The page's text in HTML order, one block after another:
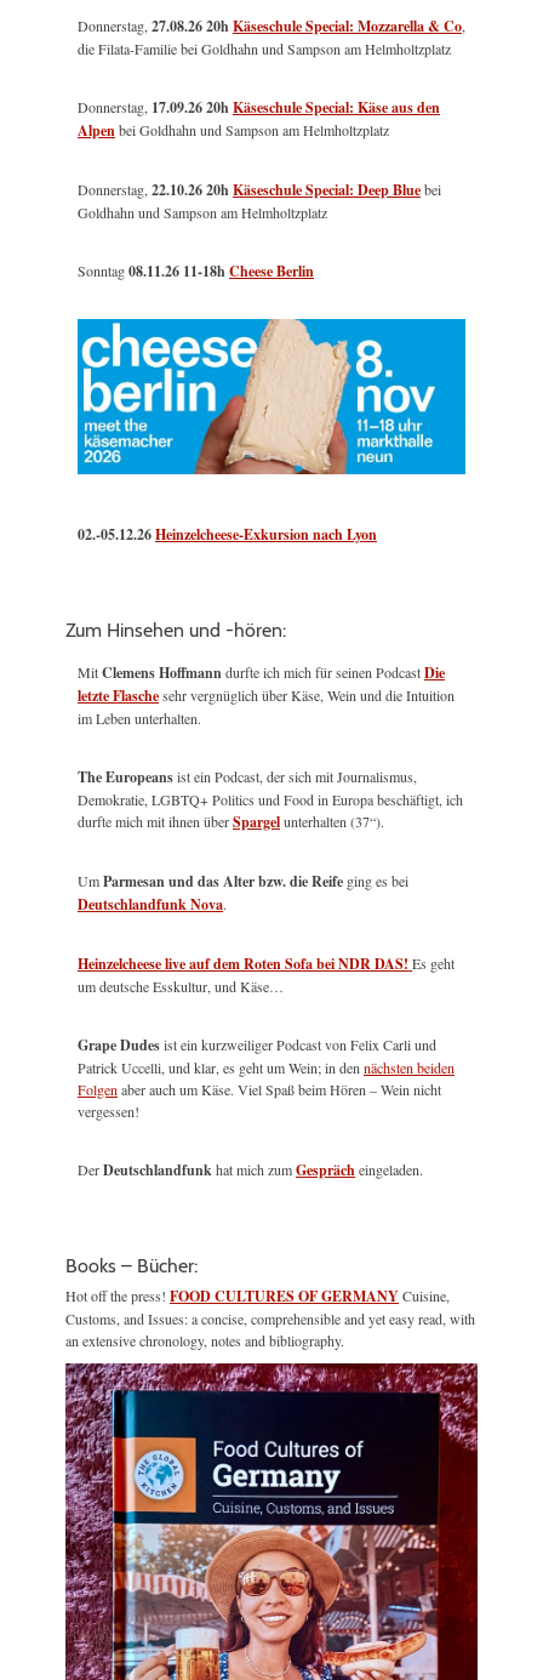
Donnerstag,27.08.26 20hKäseschule Special: Mozzarella & Co,
die Filata-Familie bei Goldhahn und Sampson am Helmholtzplatz
Donnerstag, 17.09.26 20hKäseschule Special: Käse aus den
Alpenbei Goldhahn und Sampson am Helmholtzplatz
Donnerstag,22.10.26 20hKäseschule Special: Deep Bluebei
Goldhahn und Sampson am Helmholtzplatz
Sonntag08.11.26 11-18hCheese Berlin
02.-05.12.26Heinzelcheese-Exkursion nach Lyon
Zum Hinsehen und -hören:
MitClemens Hoffmanndurfte ich mich für seinen PodcastDie
letzte Flaschesehr vergnüglich über Käse, Wein und die Intuition
im Leben unterhalten.
The Europeansist ein Podcast, der sich mit Journalismus,
Demokratie, LGBTQ+ Politics und Food in Europa beschäftigt, ich
durfte mich mit ihnen überSpargelunterhalten (37“).
UmParmesan und das Alter bzw. die Reife ging es bei
Deutschlandfunk Nova.
Heinzelcheese live auf dem Roten Sofa bei NDR DAS! Es geht
um deutsche Esskultur, und Käse…
Grape Dudesist ein kurzweiliger Podcast von Felix Carli und
Patrick Uccelli, und klar, es geht um Wein; in den nächsten beiden
Folgen aber auch um Käse. Viel Spaß beim Hören – Wein nicht
vergessen!
DerDeutschlandfunkhat mich zumGesprächeingeladen.
Books – Bücher:
Hot off the press! FOOD CULTURES OF GERMANYCuisine,
Customs, and Issues: a concise, comprehensible and yet easy read, with
an extensive chronology, notes and bibliography.